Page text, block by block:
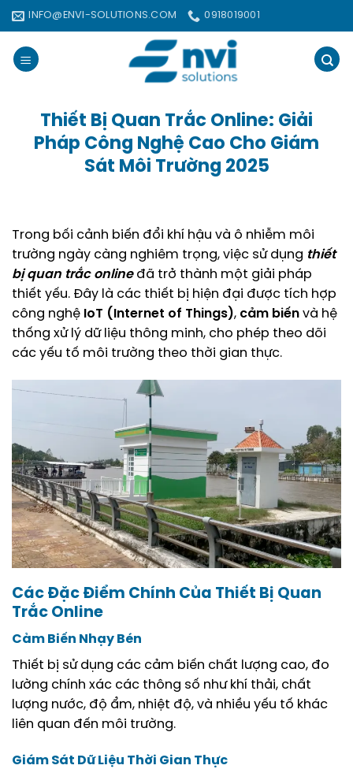
Bỏ
qua
nội
dung
INFO@ENVI-SOLUTIONS.COM 0918019001
Thiết Bị Quan Trắc Online: Giải
Pháp Công Nghệ Cao Cho Giám
Sát Môi Trường 2025
Trong bối cảnh biến đổi khí hậu và ô nhiễm môi
trường ngày càng nghiêm trọng, việc sử dụng thiết
bị quan trắc onlineđã trở thành một giải pháp
thiết yếu. Đây là các thiết bị hiện đại được tích hợp
công nghệ IoT (Internet of Things), cảm biến và hệ
thống xử lý dữ liệu thông minh, cho phép theo dõi
các yếu tố môi trường theo thời gian thực.
Các Đặc Điểm Chính Của Thiết Bị Quan
Trắc Online
Cảm Biến Nhạy Bén
Thiết bị sử dụng các cảm biến chất lượng cao, đo
lường chính xác các thông số như khí thải, chất
lượng nước, độ ẩm, nhiệt độ, và nhiều yếu tố khác
liên quan đến môi trường.
Giám Sát Dữ Liệu Thời Gian Thực